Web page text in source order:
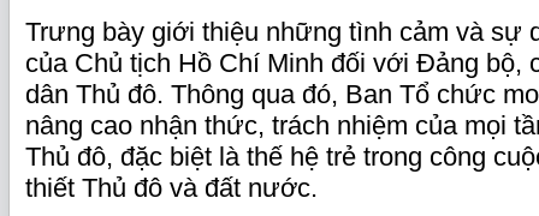
Trưng bày giới thiệu những tình cảm và sự
của Chủ tịch Hồ Chí Minh đối với Đảng bộ,
dân Thủ đô. Thông qua đó, Ban Tổ chức
nâng cao nhận thức, trách nhiệm của mọi
Thủ đô, đặc biệt là thế hệ trẻ trong công
thiết Thủ đô và đất nước.